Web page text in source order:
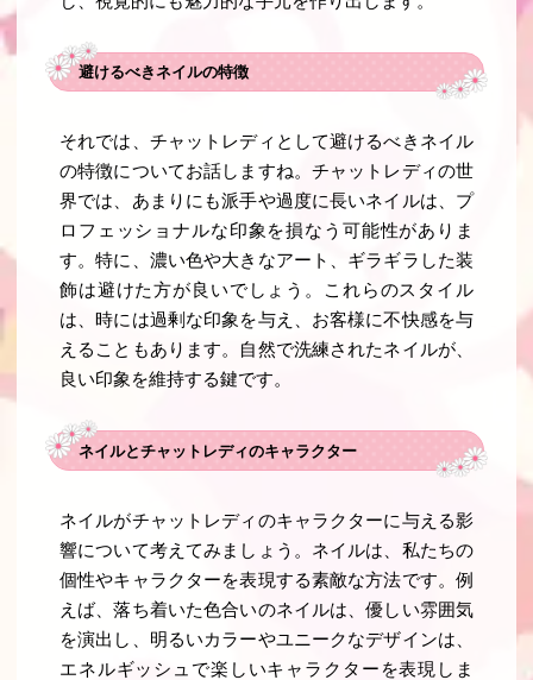
避けるべきネイルの特徴
それでは、チャットレディとして避けるべきネイル
の特徴についてお話しますね。チャットレディの世
界では、あまりにも派手や過度に長いネイルは、プ
ロフェッショナルな印象を損なう可能性がありま
す。特に、濃い色や大きなアート、ギラギラした装
飾は避けた方が良いでしょう。これらのスタイル
は、時には過剰な印象を与え、お客様に不快感を与
えることもあります。自然で洗練されたネイルが、
良い印象を維持する鍵です。
ネイルとチャットレディのキャラクター
ネイルがチャットレディのキャラクターに与える影
響について考えてみましょう。ネイルは、私たちの
個性やキャラクターを表現する素敵な方法です。例
えば、落ち着いた色合いのネイルは、優しい雰囲気
を演出し、明るいカラーやユニークなデザインは、
エネルギッシュで楽しいキャラクターを表現しま